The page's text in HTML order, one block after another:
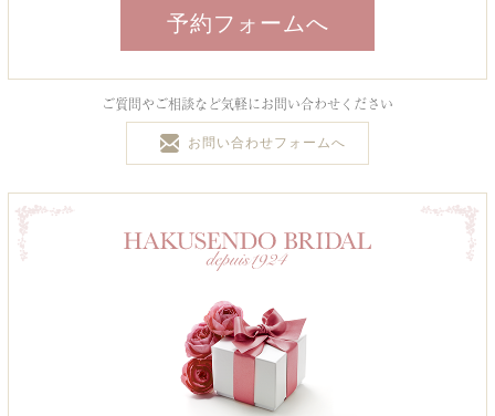
予約フォームへ
ご質問やご相談など気軽にお問い合わせください
お問い合わせフォームへ